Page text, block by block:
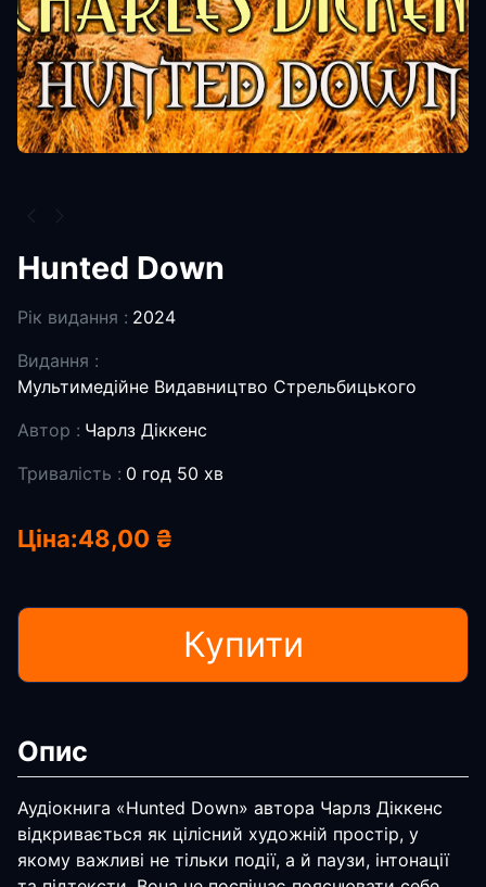
Hunted Down
Рік видання : 2024
Видання :
Мультимедійне Видавництво Стрельбицького
Автор : Чарлз Діккенс
Тривалість : 0 год 50 хв
Ціна:48,00 ₴
Купити
Опис
Аудіокнига «Hunted Down» автора Чарлз Діккенс
відкривається як цілісний художній простір, у
якому важливі не тільки події, а й паузи, інтонації